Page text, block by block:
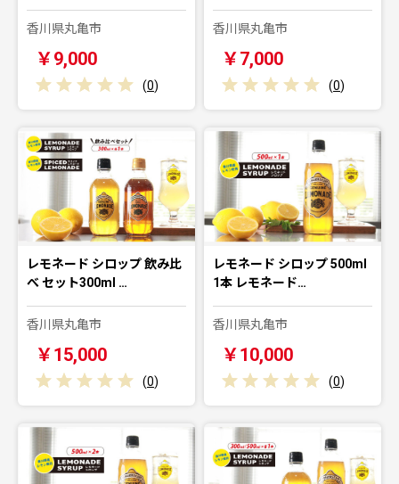
香川県丸亀市
￥9,000
(0)
香川県丸亀市
￥7,000
(0)
レモネード シロップ 飲み比
べ セット300ml …
香川県丸亀市
￥15,000
(0)
レモネード シロップ 500ml
1本 レモネード…
香川県丸亀市
￥10,000
(0)